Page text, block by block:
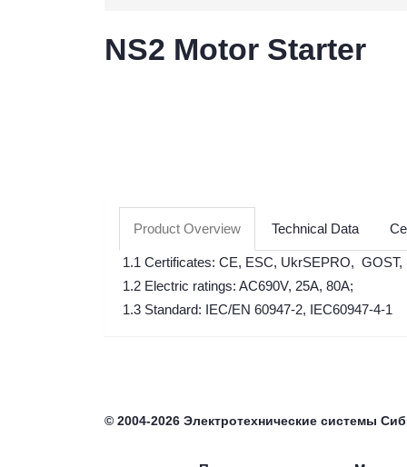
NS2 Motor Starter
Product Overview Technical Data
1.1 Certificates: CE, ESC, UkrSEPRO, GOST,
1.2 Electric ratings: AC690V, 25A, 80A;
1.3 Standard: IEC/EN 60947-2, IEC60947-4-1
© 2004-2026 Электротехнические системы